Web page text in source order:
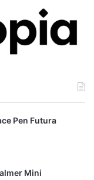
Pen Futura
Mini